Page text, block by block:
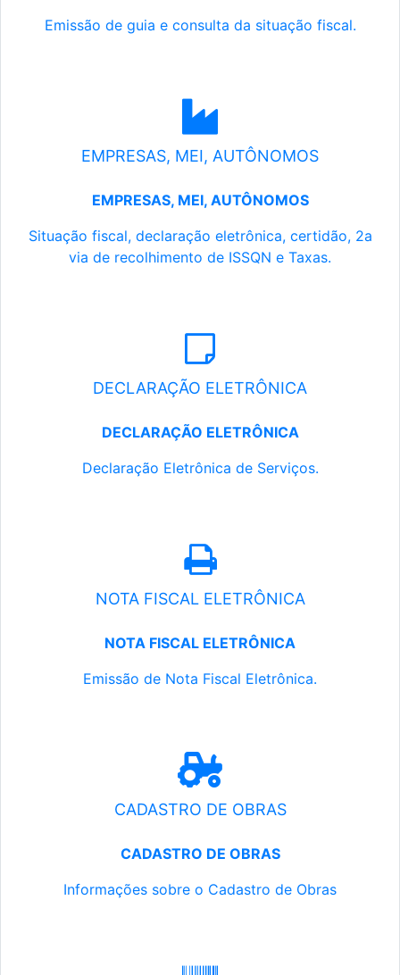
Emissão de guia e consulta da situação fiscal.
EMPRESAS, MEI, AUTÔNOMOS
EMPRESAS, MEI, AUTÔNOMOS
Situação fiscal, declaração eletrônica, certidão, 2a
via de recolhimento de ISSQN e Taxas.
DECLARAÇÃO ELETRÔNICA
DECLARAÇÃO ELETRÔNICA
Declaração Eletrônica de Serviços.
NOTA FISCAL ELETRÔNICA
NOTA FISCAL ELETRÔNICA
Emissão de Nota Fiscal Eletrônica.
CADASTRO DE OBRAS
CADASTRO DE OBRAS
Informações sobre o Cadastro de Obras